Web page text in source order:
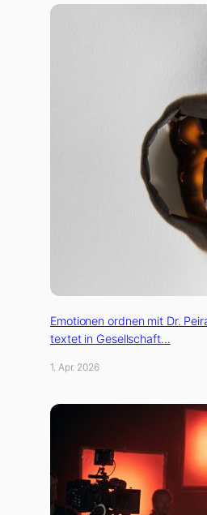
Emotionen ordnen mit Dr.
textet in Gesellschaft…
1. Apr. 2026